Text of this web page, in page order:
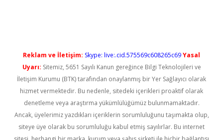
Reklam ve İletişim: Skype: live:.cid.575569c608265c69Yasal
Uyarı: Sitemiz, 5651 Sayılı Kanun gereğince Bilgi Teknolojileri ve
İletişim Kurumu (BTK) tarafından onaylanmış bir Yer Sağlayıcı olarak
hizmet vermektedir. Bu nedenle, sitedeki içerikleri proaktif olarak
denetleme veya araştırma yükümlülüğümüz bulunmamaktadır.
Ancak, üyelerimiz yazdıkları içeriklerin sorumluluğunu taşımakta olup,
siteye üye olarak bu sorumluluğu kabul etmiş sayılırlar. Bu internet